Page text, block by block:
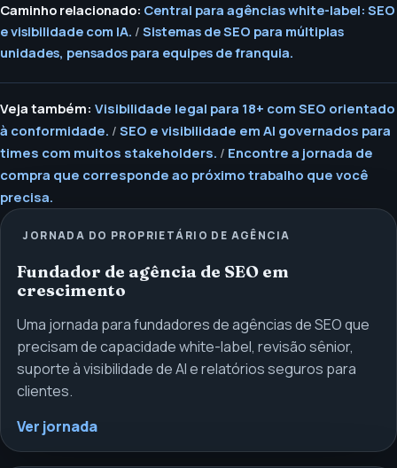
Caminho relacionado: Central para agências white-label: SEO
e visibilidade com IA. / Sistemas de SEO para múltiplas
unidades, pensados para equipes de franquia.
Veja também: Visibilidade legal para 18+ com SEO orientado
à conformidade. / SEO e visibilidade em AI governados para
times com muitos stakeholders. / Encontre a jornada de
compra que corresponde ao próximo trabalho que você
precisa.
JORNADA DO PROPRIETÁRIO DE AGÊNCIA
Fundador de agência de SEO em
crescimento
Uma jornada para fundadores de agências de SEO que
precisam de capacidade white-label, revisão sênior,
suporte à visibilidade de AI e relatórios seguros para
clientes.
Ver jornada